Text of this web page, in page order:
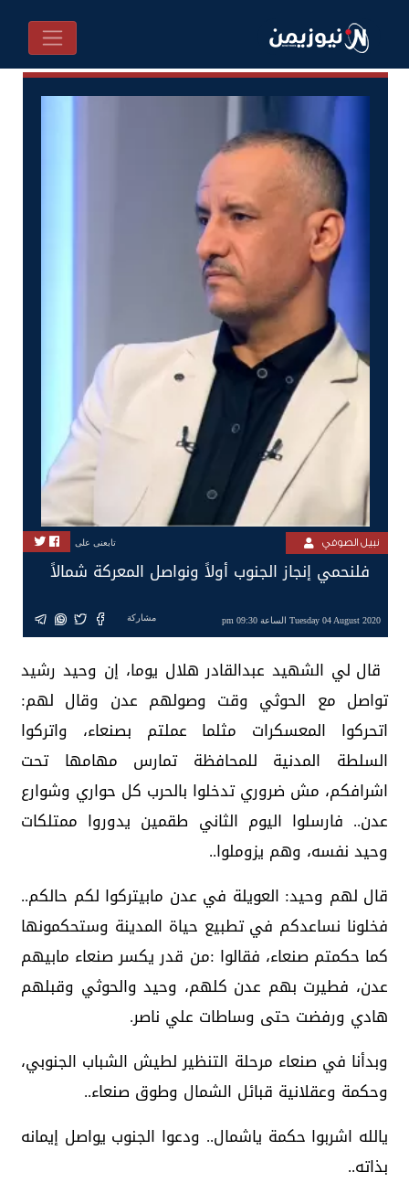
نبيل الصوفي تابعنى على
فلنحمي إنجاز الجنوب أولاً ونواصل المعركة شمالاً
Tuesday 04 August 2020 الساعة 09:30 pm مشاركة
قال لي الشهيد عبدالقادر هلال يوما، إن وحيد رشيد
تواصل مع الحوثي وقت وصولهم عدن وقال لهم:
اتحركوا المعسكرات مثلما عملتم بصنعاء، واتركوا
السلطة المدنية للمحافظة تمارس مهامها تحت
اشرافكم، مش ضروري تدخلوا بالحرب كل حواري وشوارع
عدن.. فارسلوا اليوم الثاني طقمين يدوروا ممتلكات
وحيد نفسه، وهم يزوملوا..
قال لهم وحيد: العويلة في عدن مابيتركوا لكم حالكم..
فخلونا نساعدكم في تطبيع حياة المدينة وستحكمونها
كما حكمتم صنعاء، فقالوا :من قدر يكسر صنعاء مابيهم
عدن، فطيرت بهم عدن كلهم، وحيد والحوثي وقبلهم
هادي ورفضت حتى وساطات علي ناصر.
وبدأنا في صنعاء مرحلة التنظير لطيش الشباب الجنوبي،
وحكمة وعقلانية قبائل الشمال وطوق صنعاء..
يالله اشربوا حكمة ياشمال.. ودعوا الجنوب يواصل إيمانه
بذاته..